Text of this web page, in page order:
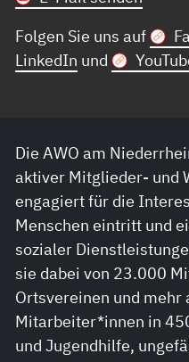
Folgen Sie uns auf
LinkedIn und
Die AWO am
aktiver Mitglieder- und
engagiert für die
Menschen eintritt und
sozialer
sie dabei von 23.000
Ortsvereinen und mehr
Mitarbeiter*innen in
und Jugendhilfe,